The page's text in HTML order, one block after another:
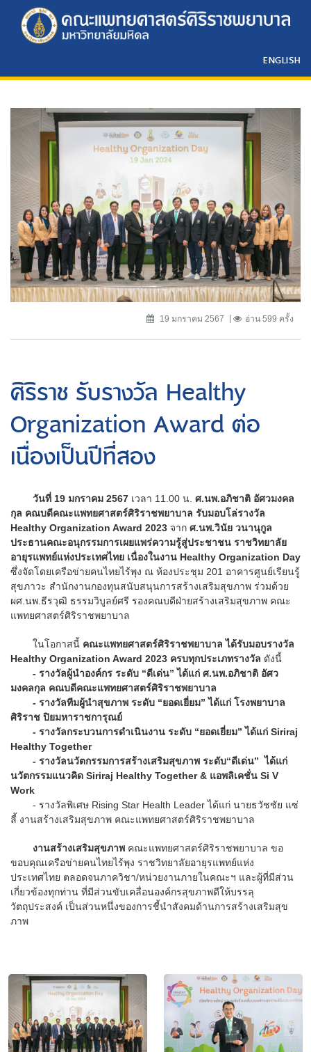
ENGLISH
19 มกราคม 2567 อ่าน 599 ครั้ง
ศิริราช รับรางวัล Healthy
Organization Award ต่อ
เนื่องเป็นปีที่สอง
วันที่ 19 มกราคม 2567 เวลา 11.00 น. ศ.นพ.อภิชาติ อัศวมงคล
กุล คณบดีคณะแพทยศาสตร์ศิริราชพยาบาล รับมอบโล่รางวัล
Healthy Organization Award 2023 จาก ศ.นพ.วินัย วนานุกูล
ประธานคณะอนุกรรมการเผยแพร่ความรู้สู่ประชาชน ราชวิทยาลัย
อายุรแพทย์แห่งประเทศไทย เนื่องในงาน Healthy Organization Day
ซึ่งจัดโดยเครือข่ายคนไทยไร้พุง ณ ห้องประชุม 201 อาคารศูนย์เรียนรู้
สุขภาวะ สำนักงานกองทุนสนับสนุนการสร้างเสริมสุขภาพ ร่วมด้วย
ผศ.นพ.ธีรวุฒิ ธรรมวิบูลย์ศรี รองคณบดีฝ่ายสร้างเสริมสุขภาพ คณะ
แพทยศาสตร์ศิริราชพยาบาล
ในโอกาสนี้ คณะแพทยศาสตร์ศิริราชพยาบาล ได้รับมอบรางวัล
Healthy Organization Award 2023 ครบทุกประเภทรางวัล ดังนี้
- รางวัลผู้นำองค์กร ระดับ “ดีเด่น” ได้แก่ ศ.นพ.อภิชาติ อัศว
มงคลกุล คณบดีคณะแพทยศาสตร์ศิริราชพยาบาล
- รางวัลทีมผู้นำสุขภาพ ระดับ “ยอดเยี่ยม” ได้แก่ โรงพยาบาล
ศิริราช ปิยมหาราชการุณย์
- รางวัลกระบวนการดำเนินงาน ระดับ “ยอดเยี่ยม” ได้แก่ Siriraj
Healthy Together
- รางวัลนวัตกรรมการสร้างเสริมสุขภาพ ระดับ“ดีเด่น” ได้แก่
นวัตกรรมแนวคิด Siriraj Healthy Together & แอพลิเคชั่น Si V
Work
- รางวัลพิเศษ Rising Star Health Leader ได้แก่ นายธวัชชัย แซ่
ลี้ งานสร้างเสริมสุขภาพ คณะแพทยศาสตร์ศิริราชพยาบาล
งานสร้างเสริมสุขภาพ คณะแพทยศาสตร์ศิริราชพยาบาล ขอ
ขอบคุณเครือข่ายคนไทยไร้พุง ราชวิทยาลัยอายุรแพทย์แห่ง
ประเทศไทย ตลอดจนภาควิชา/หน่วยงานภายในคณะฯ และผู้ที่มีส่วน
เกี่ยวข้องทุกท่าน ที่มีส่วนขับเคลื่อนองค์กรสุขภาพดีให้บรรลุ
วัตถุประสงค์ เป็นส่วนหนึ่งของการชี้นำสังคมด้านการสร้างเสริมสุข
ภาพ